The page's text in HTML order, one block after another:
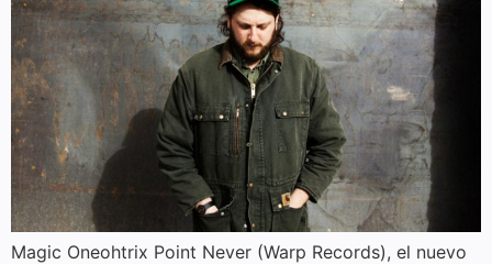
Magic Oneohtrix Point Never (Warp Records), el nuevo